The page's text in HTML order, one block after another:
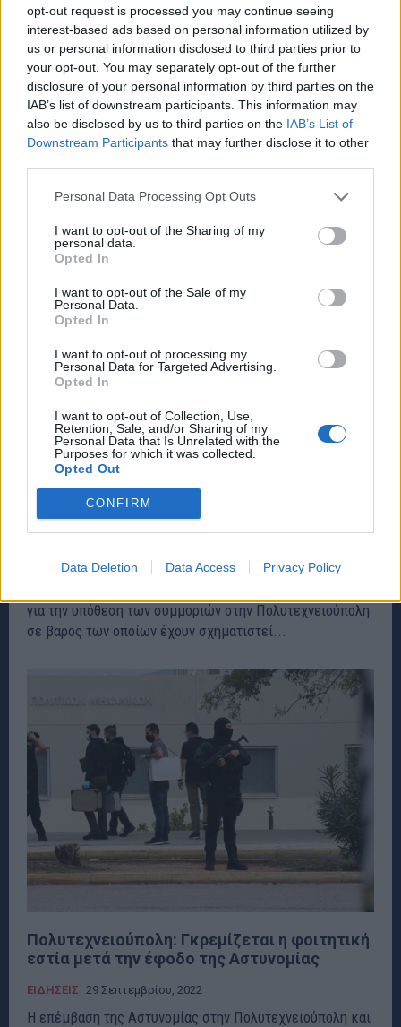
opt-out request is processed you may continue seeing
interest-based ads based on personal information utilized by
us or personal information disclosed to third parties prior to
your opt-out. You may separately opt-out of the further
disclosure of your personal information by third parties on the
IAB’s list of downstream participants. This information may
also be disclosed by us to third parties on the IAB’s List of
Downstream Participants that may further disclose it to other
Personal Data Processing Opt Outs
I want to opt-out of the Sharing of my
personal data.
Opted In
I want to opt-out of the Sale of my
Personal Data.
Opted In
I want to opt-out of processing my
Personal Data for Targeted Advertising.
Opted In
I want to opt-out of Collection, Use,
Retention, Sale, and/or Sharing of my
Personal Data that Is Unrelated with the
Purposes for which it was collected.
Opted Out
CONFIRM
Data Deletion Data Access Privacy Policy
Πολυτεχνειούπολη: Νέο βίντεο από ληστεία
της συμμορίας στου Ζωγράφου
29 Σεπτεμβρίου, 2022
Δύο από τα μέλη της δεύτερης συμμορίας που
λυμαίνονταν τις φοιτητικές εστίες στην
Πολυτεχνειούπολη, μπαίνουν οπλισμένοι, φορώντας
Πολυτεχνειούπολη: Ελεύθερη η δόκιμη
αστυνομικός – Νέες συλλήψεις μελών της
συμμορίας
ΕΙΔΗΣΕΙΣ 29 Σεπτεμβρίου, 2022
για την υπόθεση των συμμοριών στην Πολυτεχνειούπολη
σε βαρος των οποίων έχουν σχηματιστεί...
Πολυτεχνειούπολη: Γκρεμίζεται η φοιτητική
εστία μετά την έφοδο της Αστυνομίας
ΕΙΔΗΣΕΙΣ 29 Σεπτεμβρίου, 2022
Η επέμβαση της Αστυνομίας στην Πολυτεχνειούπολη και